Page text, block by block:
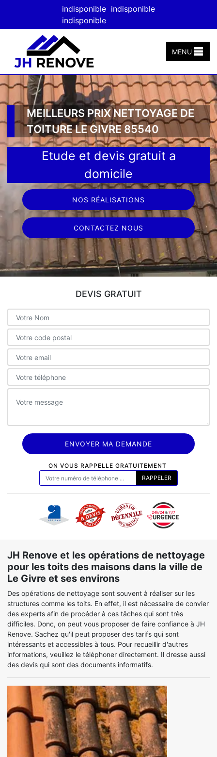
indisponible indisponible
indisponible
MENU
MEILLEURS PRIX NETTOYAGE DE
TOITURE LE GIVRE 85540
Etude et devis gratuit a
domicile
NOS RÉALISATIONS
CONTACTEZ NOUS
DEVIS GRATUIT
ON VOUS RAPPELLE GRATUITEMENT
JH Renove et les opérations de nettoyage
pour les toits des maisons dans la ville de
Le Givre et ses environs
Des opérations de nettoyage sont souvent à réaliser sur les
structures comme les toits. En effet, il est nécessaire de convier
des experts afin de procéder à ces tâches qui sont très
difficiles. Donc, on peut vous proposer de faire confiance à JH
Renove. Sachez qu'il peut proposer des tarifs qui sont
intéressants et accessibles à tous. Pour recueillir d'autres
informations, veuillez le téléphoner directement. Il dresse aussi
des devis qui sont des documents informatifs.